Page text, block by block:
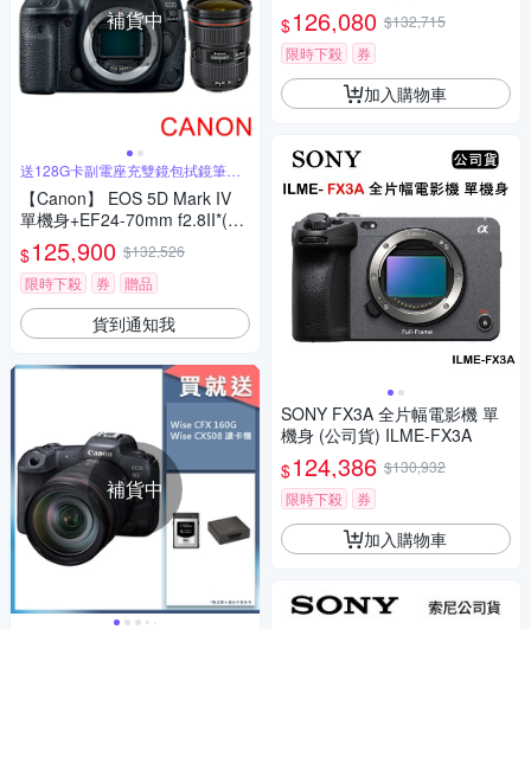
補貨中
送128G卡副電座充雙鏡包拭鏡筆背
帶等
【Canon】 EOS 5D Mark IV
單機身+EF24-70mm f2.8II*(中
文平輸)
$125,900 $132,526
限時下殺
券 贈品
貨到通知我
補貨中
$126,080 $132,715
限時下殺
券
加入購物車
SONY FX3A 全片幅電影機 單
機身 (公司貨) ILME-FX3A
$124,386 $130,932
限時下殺
券
加入購物車